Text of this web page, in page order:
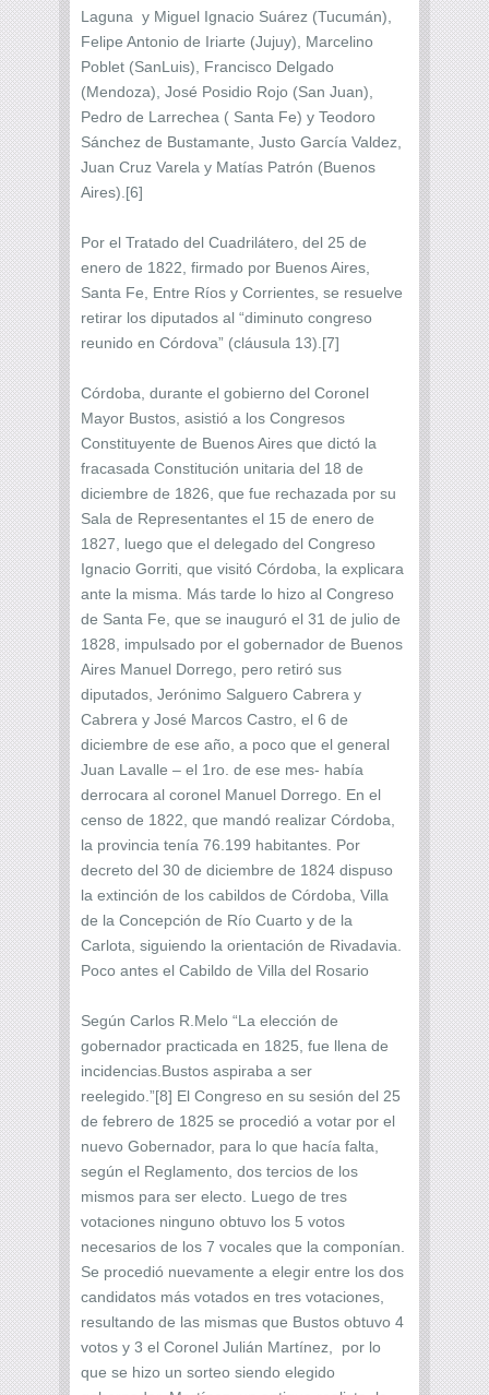
Laguna y Miguel Ignacio Suárez (Tucumán),
Felipe Antonio de Iriarte (Jujuy), Marcelino
Poblet (SanLuis), Francisco Delgado
(Mendoza), José Posidio Rojo (San Juan),
Pedro de Larrechea ( Santa Fe) y Teodoro
Sánchez de Bustamante, Justo García Valdez,
Juan Cruz Varela y Matías Patrón (Buenos
Aires).[6]
Por el Tratado del Cuadrilátero, del 25 de
enero de 1822, firmado por Buenos Aires,
Santa Fe, Entre Ríos y Corrientes, se resuelve
retirar los diputados al “diminuto congreso
reunido en Córdova” (cláusula 13).[7]
Córdoba, durante el gobierno del Coronel
Mayor Bustos, asistió a los Congresos
Constituyente de Buenos Aires que dictó la
fracasada Constitución unitaria del 18 de
diciembre de 1826, que fue rechazada por su
Sala de Representantes el 15 de enero de
1827, luego que el delegado del Congreso
Ignacio Gorriti, que visitó Córdoba, la explicara
ante la misma. Más tarde lo hizo al Congreso
de Santa Fe, que se inauguró el 31 de julio de
1828, impulsado por el gobernador de Buenos
Aires Manuel Dorrego, pero retiró sus
diputados, Jerónimo Salguero Cabrera y
Cabrera y José Marcos Castro, el 6 de
diciembre de ese año, a poco que el general
Juan Lavalle – el 1ro. de ese mes- había
derrocara al coronel Manuel Dorrego. En el
censo de 1822, que mandó realizar Córdoba,
la provincia tenía 76.199 habitantes. Por
decreto del 30 de diciembre de 1824 dispuso
la extinción de los cabildos de Córdoba, Villa
de la Concepción de Río Cuarto y de la
Carlota, siguiendo la orientación de Rivadavia.
Poco antes el Cabildo de Villa del Rosario
Según Carlos R.Melo “La elección de
gobernador practicada en 1825, fue llena de
incidencias.Bustos aspiraba a ser
reelegido.”[8] El Congreso en su sesión del 25
de febrero de 1825 se procedió a votar por el
nuevo Gobernador, para lo que hacía falta,
según el Reglamento, dos tercios de los
mismos para ser electo. Luego de tres
votaciones ninguno obtuvo los 5 votos
necesarios de los 7 vocales que la componían.
Se procedió nuevamente a elegir entre los dos
candidatos más votados en tres votaciones,
resultando de las mismas que Bustos obtuvo 4
votos y 3 el Coronel Julián Martínez, por lo
que se hizo un sorteo siendo elegido